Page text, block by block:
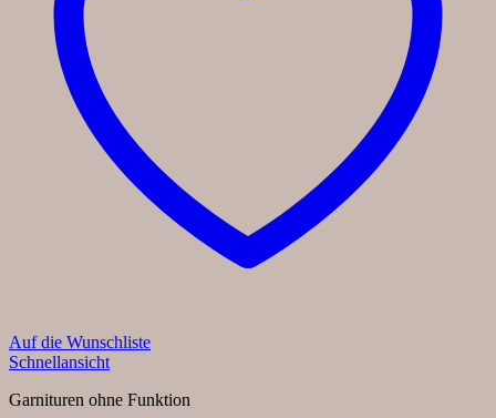
Auf die Wunschliste
Schnellansicht
Garnituren ohne Funktion